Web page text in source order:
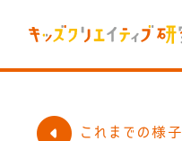
これまでの様子